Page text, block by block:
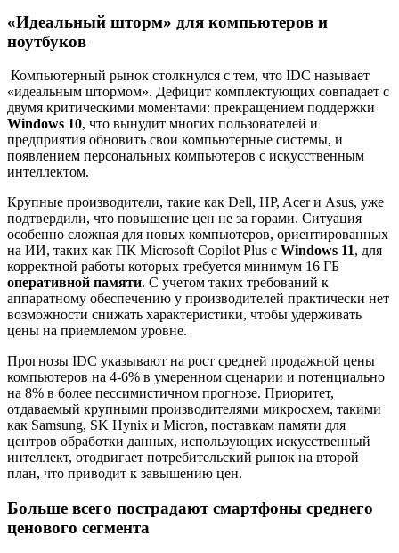
«Идеальный шторм» для компьютеров и
ноутбуков
Компьютерный рынок столкнулся с тем, что IDC называет
«идеальным штормом». Дефицит комплектующих совпадает с
двумя критическими моментами: прекращением поддержки
Windows 10, что вынудит многих пользователей и
предприятия обновить свои компьютерные системы, и
появлением персональных компьютеров с искусственным
интеллектом.
Крупные производители, такие как Dell, HP, Acer и Asus, уже
подтвердили, что повышение цен не за горами. Ситуация
особенно сложная для новых компьютеров, ориентированных
на ИИ, таких как ПК Microsoft Copilot Plus с Windows 11, для
корректной работы которых требуется минимум 16 ГБ
оперативной памяти. С учетом таких требований к
аппаратному обеспечению у производителей практически нет
возможности снижать характеристики, чтобы удерживать
цены на приемлемом уровне.
Прогнозы IDC указывают на рост средней продажной цены
компьютеров на 4-6% в умеренном сценарии и потенциально
на 8% в более пессимистичном прогнозе. Приоритет,
отдаваемый крупными производителями микросхем, такими
как Samsung, SK Hynix и Micron, поставкам памяти для
центров обработки данных, использующих искусственный
интеллект, отодвигает потребительский рынок на второй
план, что приводит к завышению цен.
Больше всего пострадают смартфоны среднего
ценового сегмента